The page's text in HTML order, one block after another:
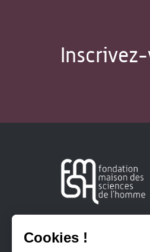
Créée en 1963, la
soutient la recherche et
sciences humaines et